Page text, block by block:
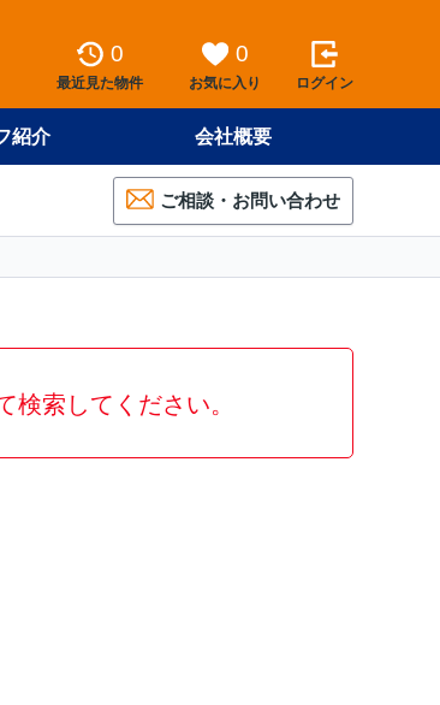
0
最近見た物件
0
お気に入り ログイン
紹介 会社概要
ご相談・お問い合わせ
索してください。